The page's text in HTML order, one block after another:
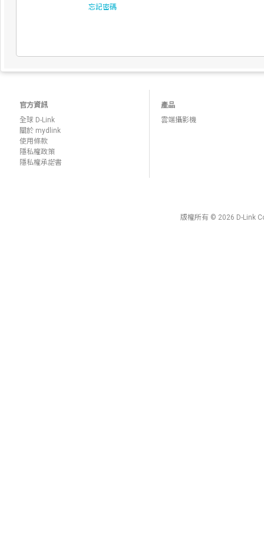
忘記密碼
官方資訊
全球 D-Link
關於 mydlink
使用條款
隱私權政策
隱私權承諾書
產品
雲端攝影機
版權所有 © 2026 D-Link